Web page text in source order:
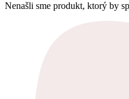
Nenašli sme produkt, ktorý by